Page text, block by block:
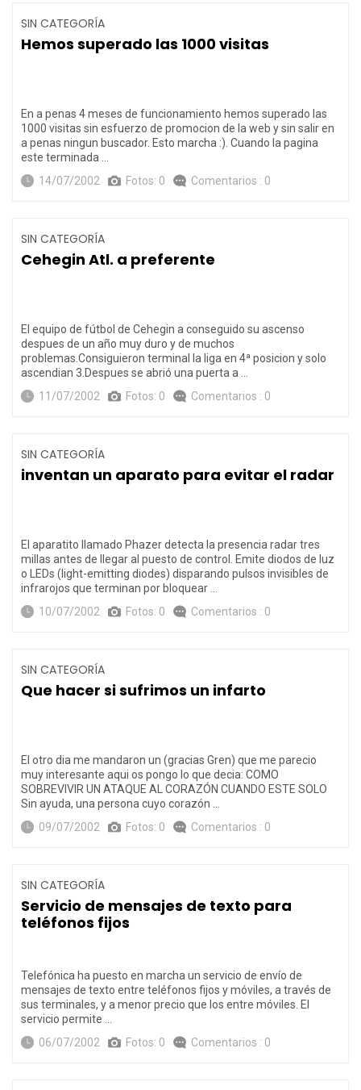
SIN CATEGORÍA
Hemos superado las 1000 visitas
En a penas 4 meses de funcionamiento hemos superado las
1000 visitas sin esfuerzo de promocion de la web y sin salir en
a penas ningun buscador. Esto marcha :). Cuando la pagina
este terminada …
14/07/2002
Fotos: 0 Comentarios : 0
SIN CATEGORÍA
Cehegin Atl. a preferente
El equipo de fútbol de Cehegin a conseguido su ascenso
despues de un año muy duro y de muchos
problemas.Consiguieron terminal la liga en 4ª posicion y solo
ascendian 3.Despues se abrió una puerta a …
11/07/2002
Fotos: 0 Comentarios : 0
SIN CATEGORÍA
inventan un aparato para evitar el radar
El aparatito llamado Phazer detecta la presencia radar tres
millas antes de llegar al puesto de control. Emite diodos de luz
o LEDs (light-emitting diodes) disparando pulsos invisibles de
infrarojos que terminan por bloquear …
10/07/2002
Fotos: 0 Comentarios : 0
SIN CATEGORÍA
Que hacer si sufrimos un infarto
El otro dia me mandaron un (gracias Gren) que me parecio
muy interesante aqui os pongo lo que decia: COMO
SOBREVIVIR UN ATAQUE AL CORAZÓN CUANDO ESTE SOLO
Sin ayuda, una persona cuyo corazón …
09/07/2002
Fotos: 0 Comentarios : 0
SIN CATEGORÍA
Servicio de mensajes de texto para
teléfonos fijos
Telefónica ha puesto en marcha un servicio de envío de
mensajes de texto entre teléfonos fijos y móviles, a través de
sus terminales, y a menor precio que los entre móviles. El
servicio permite …
06/07/2002
Fotos: 0 Comentarios : 0